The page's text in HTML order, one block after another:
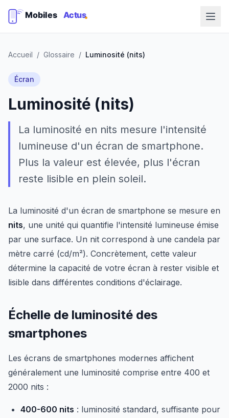
Accueil / Glossaire / Luminosité (nits)
Écran
Luminosité (nits)
La luminosité en nits mesure l'intensité
lumineuse d'un écran de smartphone.
Plus la valeur est élevée, plus l'écran
reste lisible en plein soleil.
La luminosité d'un écran de smartphone se mesure en
nits, une unité qui quantifie l'intensité lumineuse émise
par une surface. Un nit correspond à une candela par
mètre carré (cd/m²). Concrètement, cette valeur
détermine la capacité de votre écran à rester visible et
lisible dans différentes conditions d'éclairage.
Échelle de luminosité des
smartphones
Les écrans de smartphones modernes affichent
généralement une luminosité comprise entre 400 et
2000 nits :
400-600 nits : luminosité standard, suffisante pour